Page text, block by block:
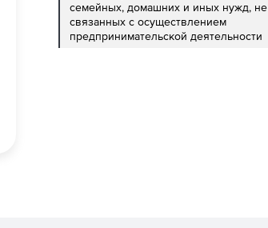
семейных, домашних и иных нужд, не
связанных с осуществлением
предпринимательской деятельности